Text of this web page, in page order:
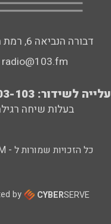
דבורה הנביאה 6, רמת השרון
radio@103.fm
עלייה לשידור: 0552-103-103
בעלות שיחה
כל הזכויות שמורות ל - 103FM
by CYBERSERVE